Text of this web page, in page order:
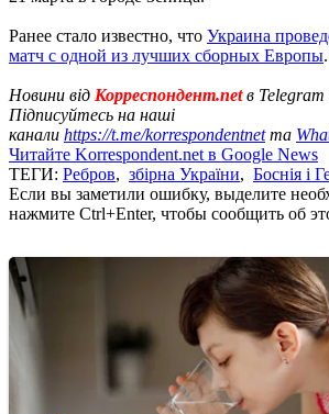
Ранее стало известно, что Украина
матч с одной из лучших сборных Европы.
Новини від Корреспондент.netв Telegram
Підписуйтесь на наші
канали https://t.me/korrespondentnetта
Читайте Korrespondent.net в Google News
ТЕГИ: Ребров, збірна України, Боснія і
Если вы заметили ошибку, выделите
нажмите Ctrl+Enter, чтобы сообщить об